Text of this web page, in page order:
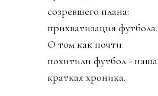
созревшего плана:
прихватизация футбола.
О том как почти
похитили футбол - наша
краткая хроника.